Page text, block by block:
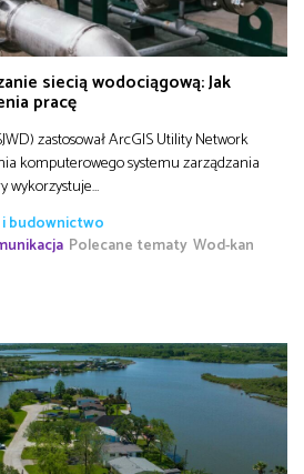
siecią wodociągową: Jak
pracę
zastosował ArcGIS Utility Network
komputerowego systemu zarządzania
wykorzystuje…
budownictwo
Polecane tematy Wod-kan